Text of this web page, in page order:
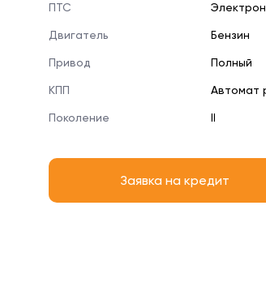
ПТС
Двигатель Бензин
Привод Полный
КПП Автомат
Поколение II
Заявка на кредит